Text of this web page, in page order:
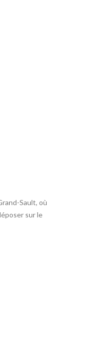
Sault, où
sur le